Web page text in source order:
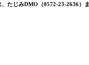
たじみDMO（0572-23-2636）ま